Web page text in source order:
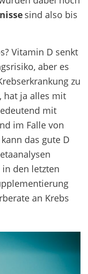
sind also bis
Vitamin D senkt
aber es
zu
hat ja alles mit
mit
im Falle von
das gute D
den letzten
an Krebs